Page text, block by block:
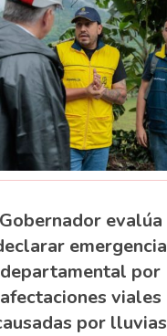
Gobernador evalúa
emergencia
departamental por
afectaciones viales
por lluvias